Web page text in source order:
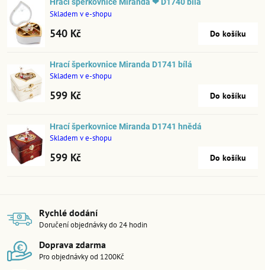
Hrací šperkovnice Miranda ❤ D1740 bílá
Skladem v e-shopu
540 Kč Do košíku
Hrací šperkovnice Miranda D1741 bílá
Skladem v e-shopu
599 Kč Do košíku
Hrací šperkovnice Miranda D1741 hnědá
Skladem v e-shopu
599 Kč Do košíku
Rychlé dodání
Doručení objednávky do 24 hodin
Doprava zdarma
Pro objednávky od 1200Kč